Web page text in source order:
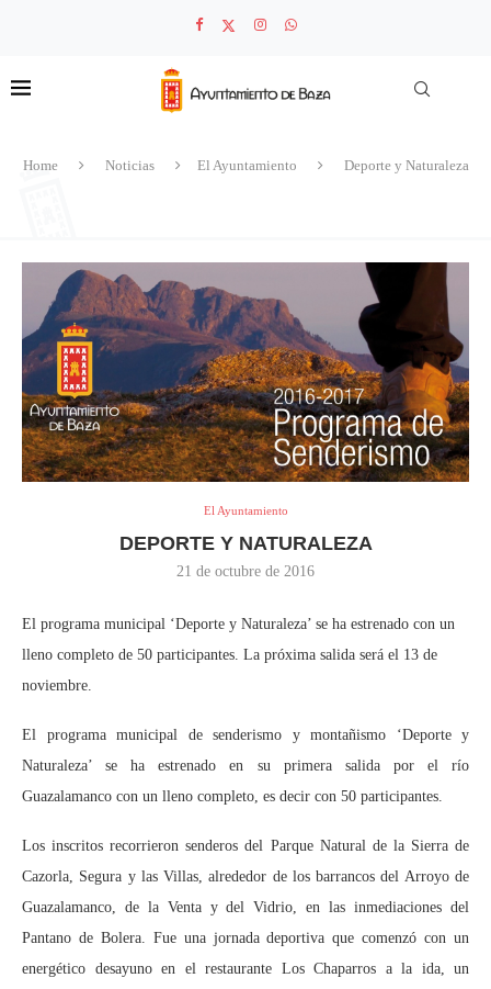
Home Noticias El Ayuntamiento Deporte y Naturaleza
El Ayuntamiento
DEPORTE Y NATURALEZA
21 de octubre de 2016
El programa municipal ‘Deporte y Naturaleza’ se ha estrenado con un
lleno completo de 50 participantes. La próxima salida será el 13 de
noviembre.
El programa municipal de senderismo y montañismo ‘Deporte y
Naturaleza’ se ha estrenado en su primera salida por el río
Guazalamanco con un lleno completo, es decir con 50 participantes.
Los inscritos recorrieron senderos del Parque Natural de la Sierra de
Cazorla, Segura y las Villas, alrededor de los barrancos del Arroyo de
Guazalamanco, de la Venta y del Vidrio, en las inmediaciones del
Pantano de Bolera. Fue una jornada deportiva que comenzó con un
energético desayuno en el restaurante Los Chaparros a la ida, un